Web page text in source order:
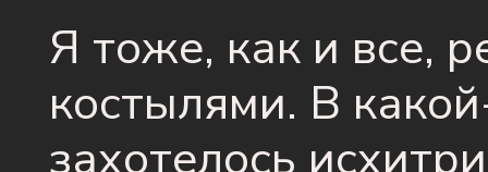
Я тоже, как и все,
костылями. В
захотелось